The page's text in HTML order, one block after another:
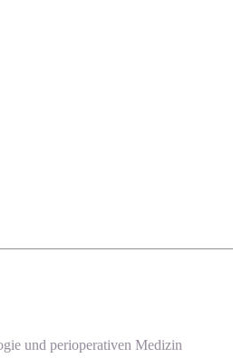
und perioperativen Medizin